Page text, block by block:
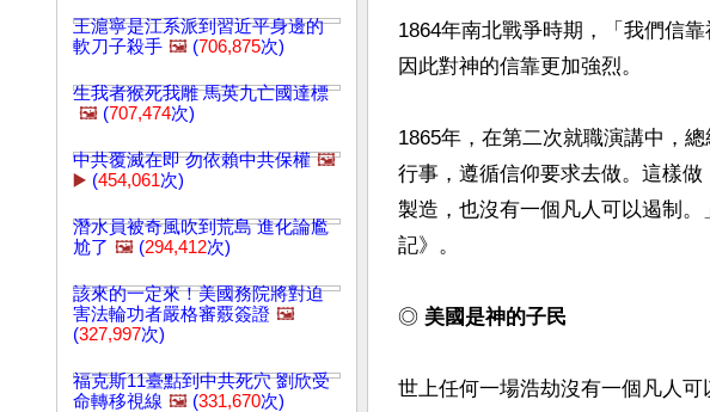
王滬寧是江系派到習近平身邊的
軟刀子殺手 🖼️ (706,875次)
生我者猴死我雕 馬英九亡國達標
🖼️ (707,474次)
中共覆滅在即 勿依賴中共保權 🖼️
▶️ (454,061次)
潛水員被奇風吹到荒島 進化論尷
尬了 🖼️ (294,412次)
該來的一定來！美國務院將對迫
害法輪功者嚴格審覈簽證 🖼️
(327,997次)
福克斯11臺點到中共死穴 劉欣受
命轉移視線 🖼️ (331,670次)
1864年南北戰爭時期，「我們信
因此對神的信靠更加強烈。
1865年，在第二次就職演講中，
行事，遵循信仰要求去做。這樣
製造，也沒有一個凡人可以遏制
記》。
◎ 美國是神的子民
世上任何一場浩劫沒有一個凡人